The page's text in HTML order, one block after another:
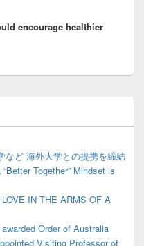
encourage healthier
など 海外大学との提携を締結
Together” Mindset is
IN THE ARMS OF A
Order of Australia
Visiting Professor of